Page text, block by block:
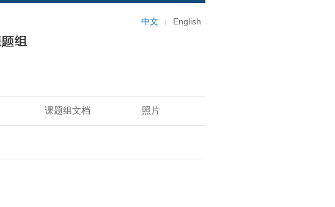
中文 English
课题组文档 照片